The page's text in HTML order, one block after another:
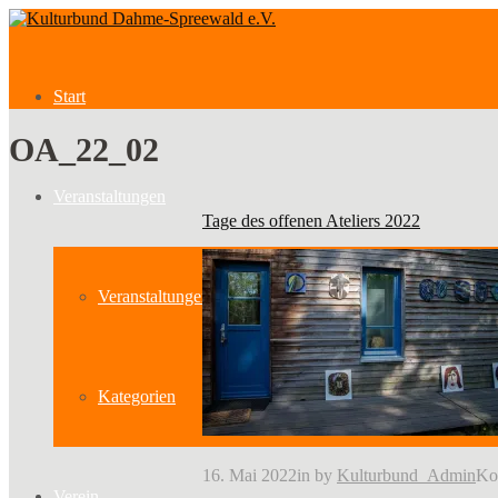
Start
Veranstaltungen
Veranstaltungen
Kategorien
OA_22_02
Tage des offenen Ateliers 2022
16. Mai 2022in by Kulturbund_Admin